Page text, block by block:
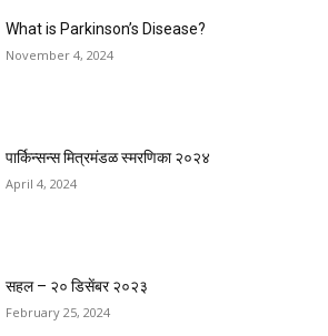
What is Parkinson’s Disease?
November 4, 2024
पार्किन्सन्स मित्रमंडळ स्मरणिका २०२४
April 4, 2024
सहल – २० डिसेंबर २०२३
February 25, 2024